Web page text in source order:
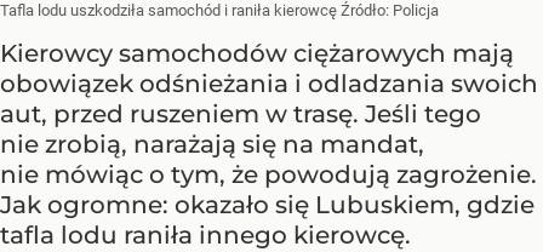
Tafla lodu uszkodziła samochód i raniła kierowcę Źródło: Policja
Kierowcy samochodów ciężarowych mają
obowiązek odśnieżania i odladzania swoich
aut, przed ruszeniem w trasę. Jeśli tego
nie zrobią, narażają się na mandat,
nie mówiąc o tym, że powodują zagrożenie.
Jak ogromne: okazało się Lubuskiem, gdzie
tafla lodu raniła innego kierowcę.